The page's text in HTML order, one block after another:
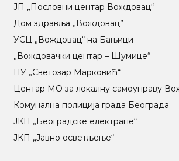
ЈП „Пословни центар Вождовац“
Дом здравља „Вождовац”
УСЦ „Вождовац“ на Бањици
„Вождовачки центар – Шумице“
НУ „Светозар Марковић“
Центар МO за локалну самоуправу
Комунална полиција града Београда
ЈКП „Београдске електране“
ЈКП „Јавно осветљење“